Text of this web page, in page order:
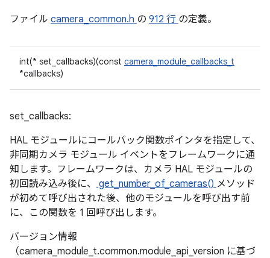
ファイル camera_common.h の 912 行 の定義。
int(* set_callbacks)(const camera_module_callbacks_t
*callbacks)
set_callbacks:
HAL モジュールにコールバック関数ポインタを指定して、
非同期カメラ モジュール イベントをフレームワークに通
知します。フレームワークは、カメラ HAL モジュールの
初回読み込み後に、
get_number_of_cameras() メソッド
が初めて呼び出された後、他のモジュールを呼び出す前
に、この関数を 1 回呼び出します。
バージョン情報
（camera_module_t.common.module_api_version に基づ